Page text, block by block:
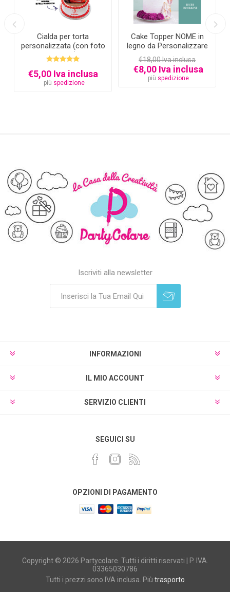
Cialda per torta
personalizzata (con foto
e testo)
€5,00 Iva inclusa
più spedizione
Cake Topper NOME in
legno da Personalizzare
€18,00 Iva inclusa
€8,00 Iva inclusa
più spedizione
Iscriviti alla newsletter
INFORMAZIONI
IL MIO ACCOUNT
SERVIZIO CLIENTI
SEGUICI SU
OPZIONI DI PAGAMENTO
Copyright © 2026 Partycolare. Tutti i diritti riservati | P. IVA.
03365030786
Tutti i prezzi sono IVA inclusa. Più trasporto